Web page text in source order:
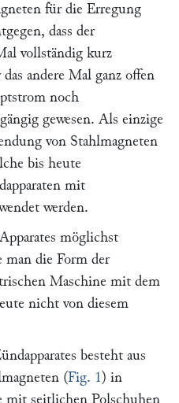
für die Erregung
dass der
vollständig kurz
andere Mal ganz offen
noch
gewesen. Als einzige
von Stahlmagneten
bis heute
mit
werden.
möglichst
man die Form der
Maschine mit dem
nicht von diesem
besteht aus
(Fig. 1) in
mit seitlichen Polschuhen